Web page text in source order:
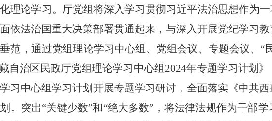
理论学习。 厅党组将深入学习贯彻习近平法治思想作为
依法治国重大决策部署贯通起来，与深入开展党纪学习
范，通过党组理论学习中心组、党组会议、专题会议、“
自治区民政厅党组理论学习中心组2024年专题学习计划
习中心组学习计划开展专题学习研讨，全面落实《中共
。突出“关键少数”和“绝大多数”，将法律法规作为干部